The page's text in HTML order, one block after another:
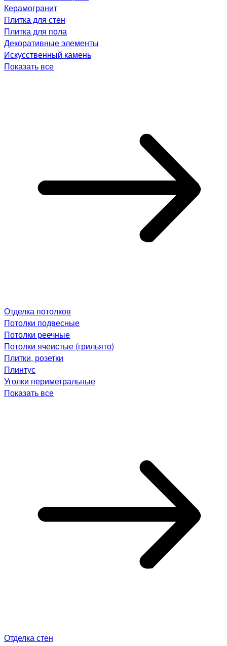
Керамогранит
Плитка для стен
Плитка для пола
Декоративные элементы
Искусственный камень
Показать все
Отделка потолков
Потолки подвесные
Потолки реечные
Потолки ячеистые (грильято)
Плитки, розетки
Плинтус
Уголки периметральные
Показать все
Отделка стен